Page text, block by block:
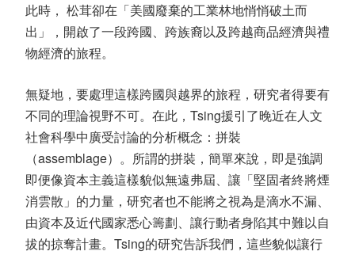
此時， 松茸卻在「美國廢棄的工業林地悄悄破土而
出」，開啟了一段跨國、跨族裔以及跨越商品經濟與禮
物經濟的旅程。
無疑地，要處理這樣跨國與越界的旅程，研究者得要有
不同的理論視野不可。在此，Tsing援引了晚近在人文
社會科學中廣受討論的分析概念：拼裝
（assemblage）。所謂的拼裝，簡單來說，即是強調
即便像資本主義這樣貌似無遠弗屆、讓「堅固者終將煙
消雲散」的力量，研究者也不能將之視為是滴水不漏、
由資本及近代國家悉心籌劃、讓行動者身陷其中難以自
拔的掠奪計畫。Tsing的研究告訴我們，這些貌似讓行